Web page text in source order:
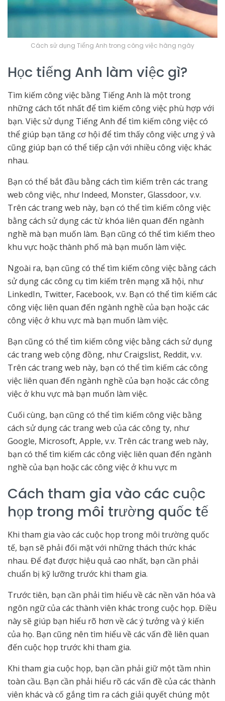
Cách sử dụng Tiếng Anh trong công việc hàng ngày
Học tiếng Anh làm việc gì?
Tìm kiếm công việc bằng Tiếng Anh là một trong
những cách tốt nhất để tìm kiếm công việc phù hợp với
bạn. Việc sử dụng Tiếng Anh để tìm kiếm công việc có
thể giúp bạn tăng cơ hội để tìm thấy công việc ưng ý và
cũng giúp bạn có thể tiếp cận với nhiều công việc khác
nhau.
Bạn có thể bắt đầu bằng cách tìm kiếm trên các trang
web công việc, như Indeed, Monster, Glassdoor, v.v.
Trên các trang web này, bạn có thể tìm kiếm công việc
bằng cách sử dụng các từ khóa liên quan đến ngành
nghề mà bạn muốn làm. Bạn cũng có thể tìm kiếm theo
khu vực hoặc thành phố mà bạn muốn làm việc.
Ngoài ra, bạn cũng có thể tìm kiếm công việc bằng cách
sử dụng các công cụ tìm kiếm trên mạng xã hội, như
LinkedIn, Twitter, Facebook, v.v. Bạn có thể tìm kiếm các
công việc liên quan đến ngành nghề của bạn hoặc các
công việc ở khu vực mà bạn muốn làm việc.
Bạn cũng có thể tìm kiếm công việc bằng cách sử dụng
các trang web cộng đồng, như Craigslist, Reddit, v.v.
Trên các trang web này, bạn có thể tìm kiếm các công
việc liên quan đến ngành nghề của bạn hoặc các công
việc ở khu vực mà bạn muốn làm việc.
Cuối cùng, bạn cũng có thể tìm kiếm công việc bằng
cách sử dụng các trang web của các công ty, như
Google, Microsoft, Apple, v.v. Trên các trang web này,
bạn có thể tìm kiếm các công việc liên quan đến ngành
nghề của bạn hoặc các công việc ở khu vực m
Cách tham gia vào các cuộc
họp trong môi trường quốc tế
Khi tham gia vào các cuộc họp trong môi trường quốc
tế, bạn sẽ phải đối mặt với những thách thức khác
nhau. Để đạt được hiệu quả cao nhất, bạn cần phải
chuẩn bị kỹ lưỡng trước khi tham gia.
Trước tiên, bạn cần phải tìm hiểu về các nền văn hóa và
ngôn ngữ của các thành viên khác trong cuộc họp. Điều
này sẽ giúp bạn hiểu rõ hơn về các ý tưởng và ý kiến
của họ. Bạn cũng nên tìm hiểu về các vấn đề liên quan
đến cuộc họp trước khi tham gia.
Khi tham gia cuộc họp, bạn cần phải giữ một tầm nhìn
toàn cầu. Bạn cần phải hiểu rõ các vấn đề của các thành
viên khác và cố gắng tìm ra cách giải quyết chúng một